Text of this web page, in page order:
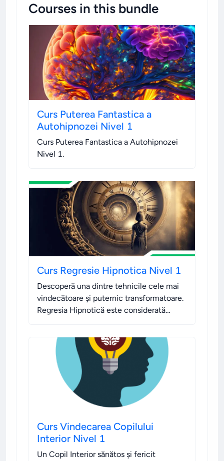
Courses in this bundle
Curs Puterea Fantastica a
Autohipnozei Nivel 1
Curs Puterea Fantastica a Autohipnozei
Nivel 1.
Curs Regresie Hipnotica Nivel 1
Descoperă una dintre tehnicile cele mai
vindecătoare și puternic transformatoare.
Regresia Hipnotică este considerată
Curs Vindecarea Copilului
Interior Nivel 1
Un Copil Interior sănătos și fericit